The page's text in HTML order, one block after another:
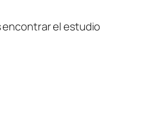
encontrar el estudio